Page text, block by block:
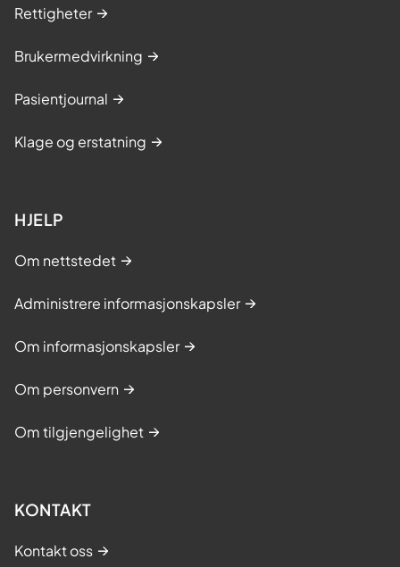
Rettigheter
Brukermedvirkning
Pasientjournal
Klage og erstatning
HJELP
Om nettstedet
Administrere informasjonskapsler
Om informasjonskapsler
Om personvern
Om tilgjengelighet
KONTAKT
Kontakt oss